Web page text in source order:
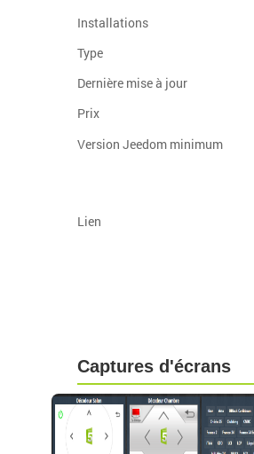
Installations
Type
Dernière mise à jour
Prix
Version Jeedom minimum
Lien
Captures d'écrans